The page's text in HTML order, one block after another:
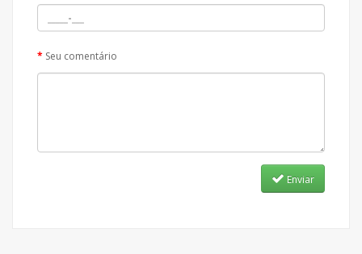
Seu comentário
Enviar